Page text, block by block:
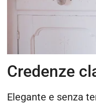
Credenze
Elegante e senza